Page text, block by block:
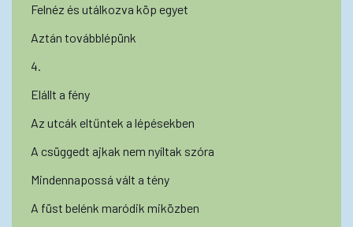
Felnéz és utálkozva köp egyet
Aztán továbblépünk
4.
Elállt a fény
Az utcák eltűntek a lépésekben
A csüggedt ajkak nem nyíltak szóra
Mindennapossá vált a tény
A füst belénk maródik miközben